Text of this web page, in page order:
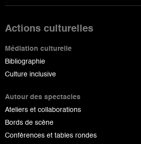
Actions culturelles
Médiation culturelle
Bibliographie
Culture inclusive
Autour des spectacles
Ateliers et collaborations
Bords de scène
Conférences et tables rondes